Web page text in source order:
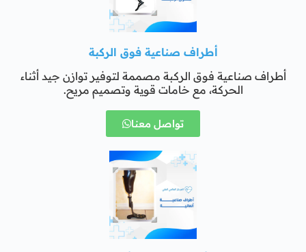
أطراف صناعية فوق الركبة
أطراف صناعية فوق الركبة مصممة لتوفير توازن جيد أثناء
الحركة، مع خامات قوية وتصميم مريح.
تواصل معنا